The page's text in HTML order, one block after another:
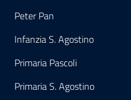
Peter Pan
Infanzia S. Agostino
Primaria Pascoli
Primaria S. Agostino